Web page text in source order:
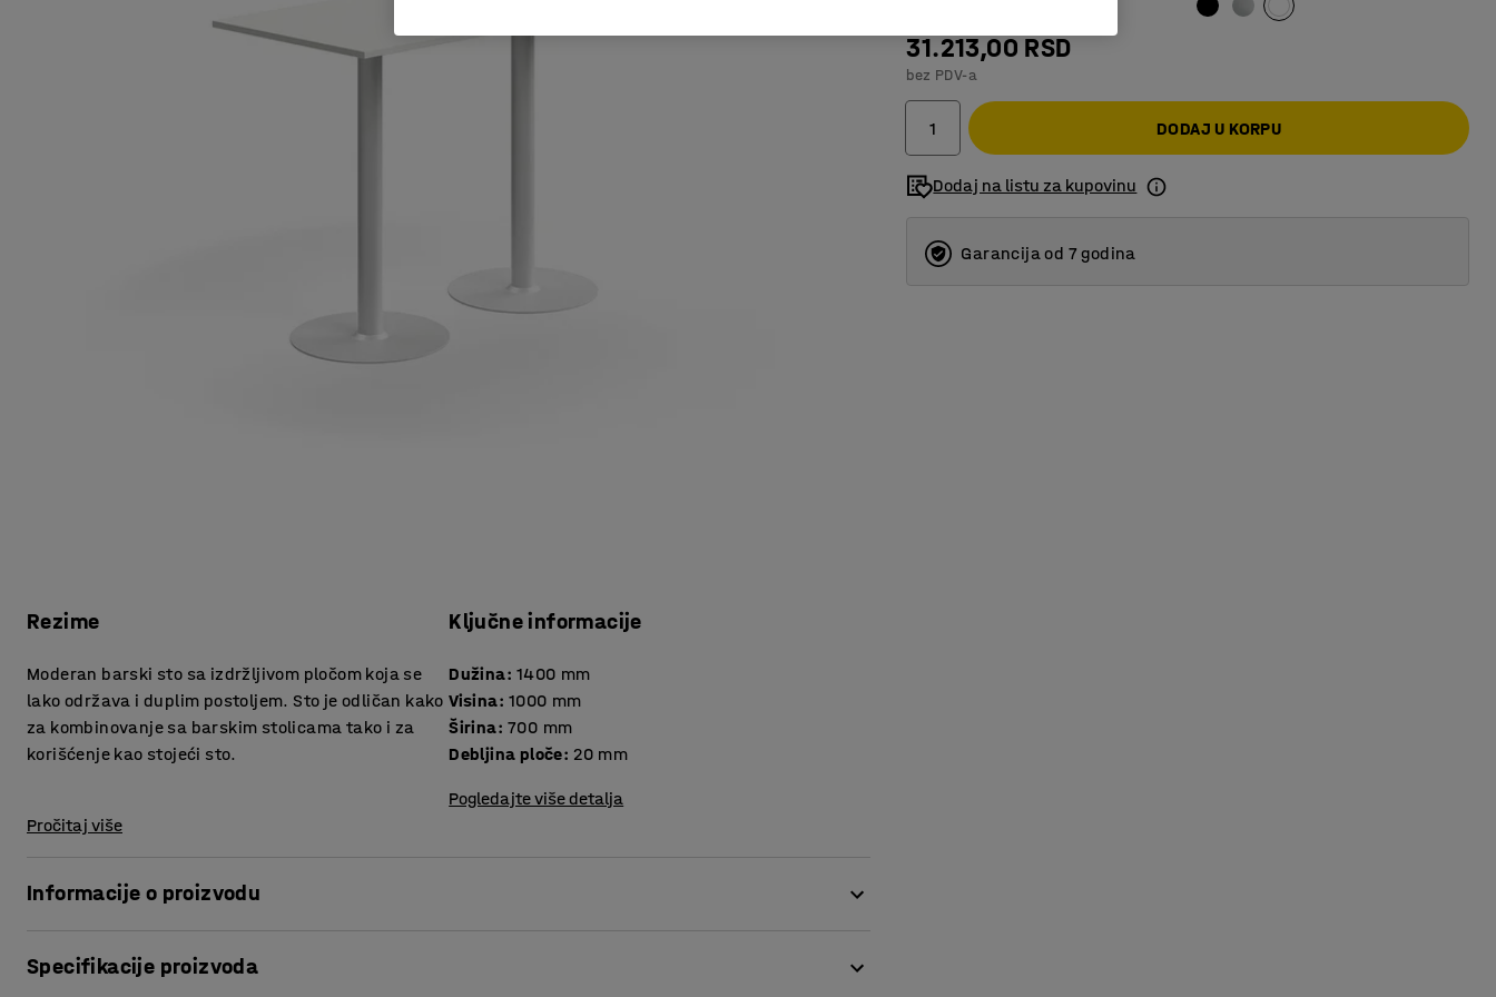
Rezime
Moderan barski sto sa izdržljivom pločom koja se
lako održava i duplim postoljem. Sto je odličan kako
za kombinovanje sa barskim stolicama tako i za
korišćenje kao stojeći sto.
Pročitaj više
Ključne informacije
Dužina: 1400 mm
Visina: 1000 mm
Širina: 700 mm
Debljina ploče: 20 mm
Pogledajte više detalja
Informacije o proizvodu
Specifikacije proizvoda
31.213,00 RSD
bez PDV-a
DODAJ U KORPU
Dodaj na listu za kupovinu
Garancija od 7 godina